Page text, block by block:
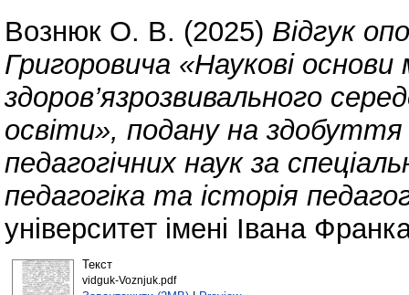
Вознюк О. В. (2025) Відгук
Григоровича «Наукові
здоров’язрозвивального
освіти», подану на
педагогічних наук за
педагогіка та історія
університет імені Івана
Текст
vidguk-Voznjuk.pdf